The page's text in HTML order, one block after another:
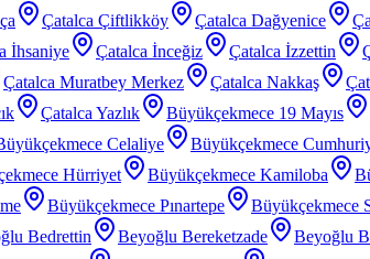
Çatalca Çiftlikköy Çatalca Dağyenice
İhsaniye Çatalca İnceğiz Çatalca İzzettin
Çatalca Muratbey Merkez Çatalca Nakkaş
Çatalca Yazlık Büyükçekmece 19 Mayıs
Celaliye Büyükçekmece
Hürriyet Büyükçekmece Kamiloba
Büyükçekmece Pınartepe Büyükçekmece
Bedrettin Beyoğlu Bereketzade Beyoğlu